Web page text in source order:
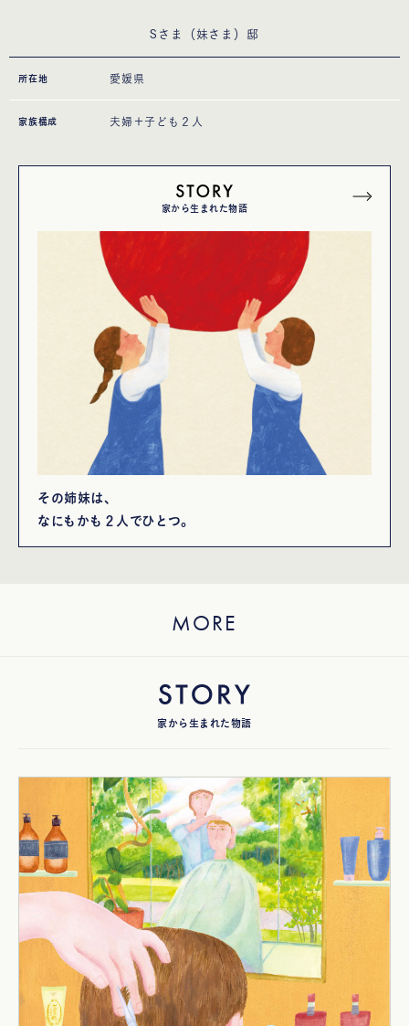
Sさま（妹さま）邸
所在地 愛媛県
家族構成 夫婦＋子ども２人
家から生まれた物語
その姉妹は、
なにもかも２人でひとつ。
MORE
家から生まれた物語